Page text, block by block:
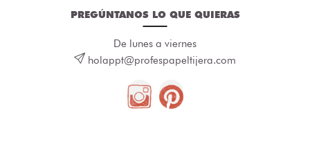
PREGÚNTANOS LO QUE QUIERAS
De lunes a viernes
holappt@profespapeltijera.com